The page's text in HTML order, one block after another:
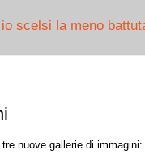
scelsi la meno
nuove gallerie di immagini: